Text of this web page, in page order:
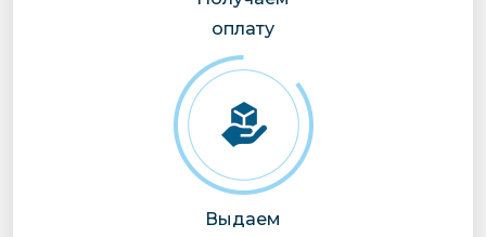
оплату
Выдаем